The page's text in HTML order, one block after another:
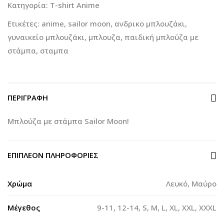
Κατηγορία: T-shirt Anime
Ετικέτες: anime, sailor moon, ανδρικο μπλουζάκι,
γυναικείο μπλουζάκι, μπλουζα, παιδική μπλούζα με
στάμπα, σταμπα
ΠΕΡΙΓΡΑΦΉ
Μπλούζα με στάμπα Sailor Moon!
ΕΠΙΠΛΈΟΝ ΠΛΗΡΟΦΟΡΊΕΣ
Χρώμα Λευκό, Μαύρο
Μέγεθος 9-11, 12-14, S, M, L, XL, XXL, XXXL